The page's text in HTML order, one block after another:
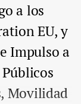
a los
EU, y
Impulso a
Movilidad